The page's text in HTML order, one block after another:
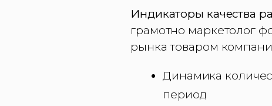
Индикаторы качества
грамотно маркетолог
рынка товаром
Динамика
период